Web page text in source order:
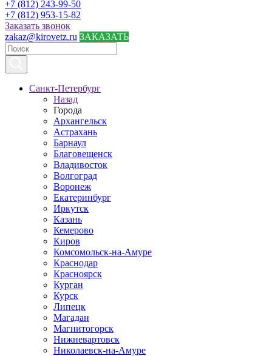
+7 (812) 243-99-50
+7 (812) 953-15-82
Заказать звонок
zakaz@kirovetz.ru ЗАКАЗАТЬ
Санкт-Петербург
Назад
Города
Архангельск
Астрахань
Барнаул
Благовещенск
Владивосток
Волгоград
Воронеж
Екатеринбург
Иркутск
Казань
Кемерово
Киров
Комсомольск-на-Амуре
Краснодар
Красноярск
Курган
Курск
Липецк
Магадан
Магнитогорск
Нижневартовск
Николаевск-на-Амуре